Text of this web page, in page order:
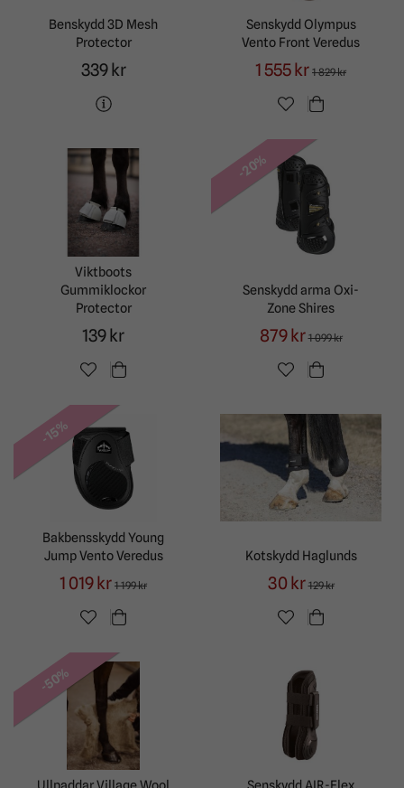
Benskydd 3D Mesh
Protector
339 kr
Senskydd Olympus
Vento Front Veredus
1 555 kr 1 829 kr
Viktboots
Gummiklockor
Protector
139 kr
-20%
Senskydd arma Oxi-
Zone Shires
879 kr 1 099 kr
-15%
Bakbensskydd Young
Jump Vento Veredus
1 019 kr 1 199 kr
Kotskydd Haglunds
30 kr 129 kr
-50%
Ullpaddar Village Wool Senskydd AIR-Flex